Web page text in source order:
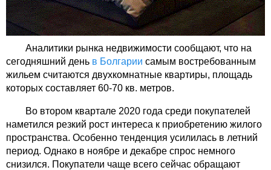
Аналитики рынка недвижимости сообщают, что на
сегодняшний день в Болгарии самым востребованным
жильем считаются двухкомнатные квартиры, площадь
которых составляет 60-70 кв. метров.
Во втором квартале 2020 года среди покупателей
наметился резкий рост интереса к приобретению жилого
пространства. Особенно тенденция усилилась в летний
период. Однако в ноябре и декабре спрос немного
снизился. Покупатели чаще всего сейчас обращают